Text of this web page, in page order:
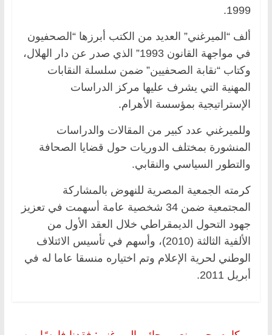
1999.
ألف “الميرغني” العديد من الكتب أبرزها “الصحفيون
في مواجهة القانون 1993” الذي صدر عن دار الهلال،
وكتاب “نقابة الصحفيين” ضمن سلسلة النقابات
المهنية التي يشرف عليها مركز الدراسات
الإستراتيجية بمؤسسة الأهرام.
وللميرغني عدد كبير من المقالات والدراسات
المنشورة بمختلف الدوريات حول قضايا الصحافة
والتطور السياسي والنقابي.
كرمته الجمعية المصرية للنهوض بالمشاركة
المجتمعية ضمن 34 شخصية عامة أسهمت في تعزيز
جهود التحول الديمقراطي خلال العقد الأول من
الألفية الثالثة (2010)، وأسهم في تأسيس الائتلاف
الوطني لحرية الإعلام وتم اختياره منسقا عاما له في
أبريل 2011.